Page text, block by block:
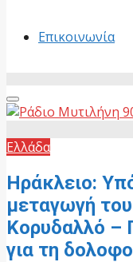
Επικοινωνία
Primary
Menu
Ελλάδα
Ηράκλειο:
μεταγωγή
Κορυδαλλό –
για τη